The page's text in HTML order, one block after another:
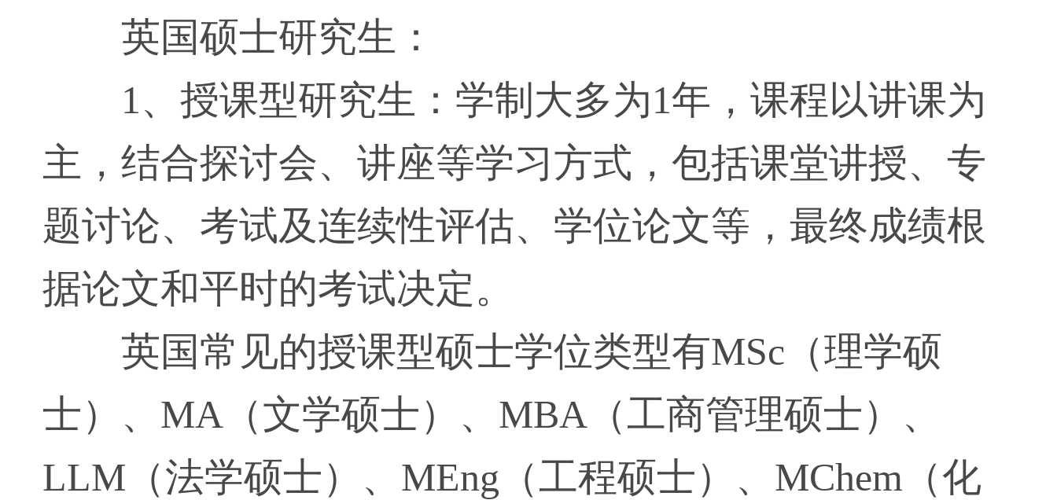
英国硕士研究生：
1、授课型研究生：学制大多为1年，课程以讲课为
主，结合探讨会、讲座等学习方式，包括课堂讲授、专
题讨论、考试及连续性评估、学位论文等，最终成绩根
据论文和平时的考试决定。
英国常见的授课型硕士学位类型有MSc（理学硕
士）、MA（文学硕士）、MBA（工商管理硕士）、
LLM（法学硕士）、MEng（工程硕士）、MChem（化